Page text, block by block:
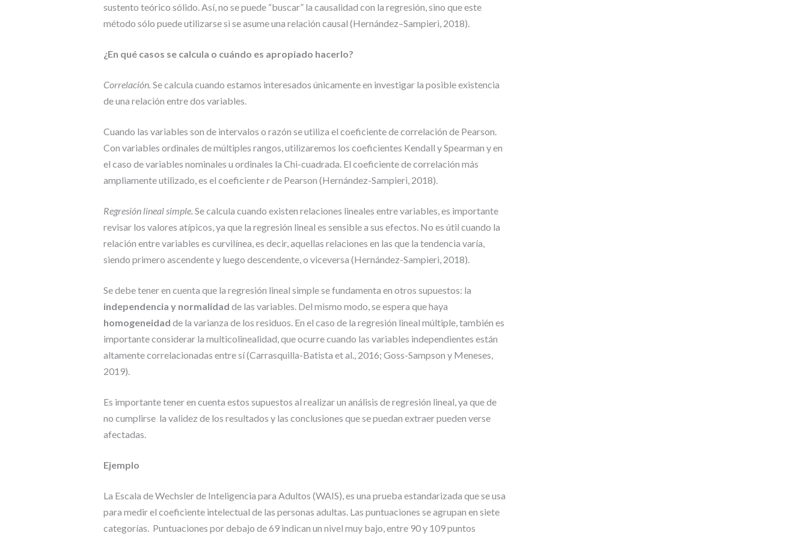
sustento teórico sólido. Así, no se puede “buscar” la causalidad con la regresión, sino que este
método sólo puede utilizarse si se asume una relación causal (Hernández–Sampieri, 2018).
¿En qué casos se calcula o cuándo es apropiado hacerlo?
Correlación. Se calcula cuando estamos interesados únicamente en investigar la posible existencia
de una relación entre dos variables.
Cuando las variables son de intervalos o razón se utiliza el coeficiente de correlación de Pearson.
Con variables ordinales de múltiples rangos, utilizaremos los coeficientes Kendall y Spearman y en
el caso de variables nominales u ordinales la Chi-cuadrada. El coeficiente de correlación más
ampliamente utilizado, es el coeficiente rde Pearson (Hernández-Sampieri, 2018).
Regresión lineal simple. Se calcula cuando existen relaciones lineales entre variables, es importante
revisar los valores atípicos, ya que la regresión lineal es sensible a sus efectos. No es útil cuando la
relación entre variables es curvilínea, es decir, aquellas relaciones en las que la tendencia varía,
siendo primero ascendente y luego descendente, o viceversa (Hernández-Sampieri, 2018).
Se debe tener en cuenta que la regresión lineal simple se fundamenta en otros supuestos: la
independencia y normalidad de las variables. Del mismo modo, se espera que haya
homogeneidad de la varianza de los residuos. En el caso de la regresión lineal múltiple, también es
importante considerar la multicolinealidad, que ocurre cuando las variables independientes están
altamente correlacionadas entre sí (Carrasquilla-Batista et al., 2016; Goss-Sampson y Meneses,
2019).
Es importante tener en cuenta estos supuestos al realizar un análisis de regresión lineal, ya que de
no cumplirse la validez de los resultados y las conclusiones que se puedan extraer pueden verse
afectadas.
Ejemplo
La Escala de Wechsler de Inteligencia para Adultos (WAIS), es una prueba estandarizada que se usa
para medir el coeficiente intelectual de las personas adultas. Las puntuaciones se agrupan en siete
categorías. Puntuaciones por debajo de 69 indican un nivel muy bajo, entre 90 y 109 puntos